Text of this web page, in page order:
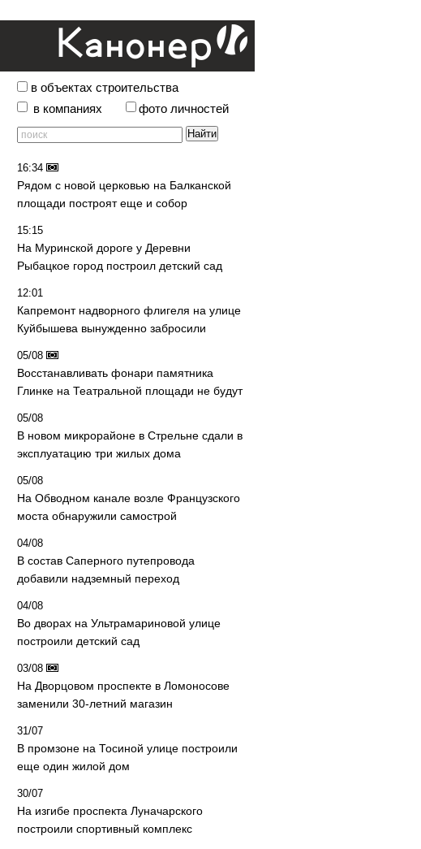
в объектах строительства
в компаниях
фото личностей
16:34
Рядом с новой церковью на Балканской
площади построят еще и собор
15:15
На Муринской дороге у Деревни
Рыбацкое город построил детский сад
12:01
Капремонт надворного флигеля на улице
Куйбышева вынужденно забросили
05/08
Восстанавливать фонари памятника
Глинке на Театральной площади не будут
05/08
В новом микрорайоне в Стрельне сдали в
эксплуатацию три жилых дома
05/08
На Обводном канале возле Французского
моста обнаружили самострой
04/08
В состав Саперного путепровода
добавили надземный переход
04/08
Во дворах на Ультрамариновой улице
построили детский сад
03/08
На Дворцовом проспекте в Ломоносове
заменили 30-летний магазин
31/07
В промзоне на Тосиной улице построили
еще один жилой дом
30/07
На изгибе проспекта Луначарского
построили спортивный комплекс